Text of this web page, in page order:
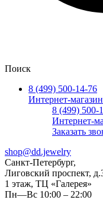
Поиск
8 (499) 500-14-76
Интернет-
8 (499) 500-
Интернет-
Заказать
shop@dd.jewelry
Санкт-Петербург,
Лиговский проспект,
1 этаж, ТЦ «Галерея»
Пн—Вс 10:00 – 22:00